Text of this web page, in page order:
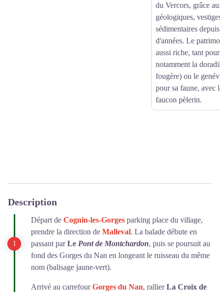
du Vercors, grâce
géologiques,
sédimentaires
d'années. Le
aussi riche, tant
notamment la
fougère) ou le
pour sa faune, avec
faucon pèlerin.
Description
Départ de Cognin-les-Gorges parking place du village,
prendre la direction de Malleval. La balade débute en
passant parLe Pont de Montchardon, puis se poursuit au
fond des Gorges du Nan en longeant le ruisseau du même
nom (balisage jaune-vert).
Arrivé au carrefourGorges du Nan, rallierLa Croix de